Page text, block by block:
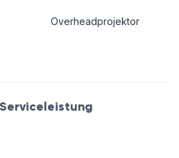
Overheadprojektor